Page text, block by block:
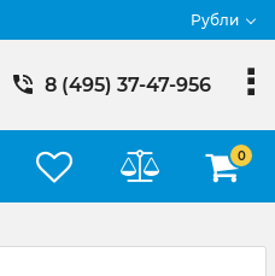
Рубли
8 (495) 37-47-956
0